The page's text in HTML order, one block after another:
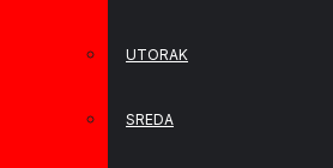
UTORAK
SREDA